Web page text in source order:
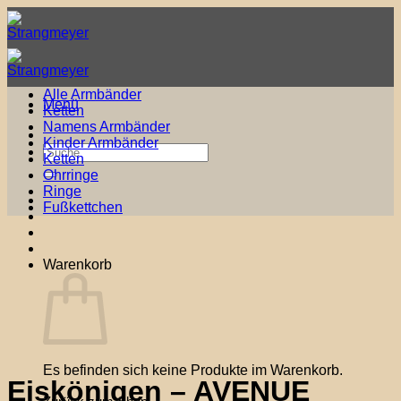
Zum
Inhalt
springen
Menü
Suche
nach:
Warenkorb
Es befinden sich keine Produkte im Warenkorb.
Alle Armbänder
Ketten
Namens Armbänder
Kinder Armbänder
Ketten
Ohrringe
Ringe
Fußkettchen
Eiskönigen – AVENUE